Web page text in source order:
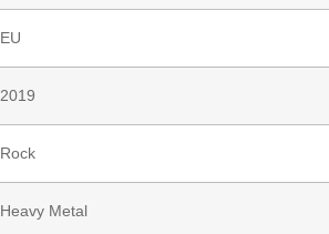
EU
2019
Rock
Heavy Metal